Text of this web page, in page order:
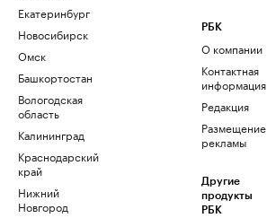
Екатеринбург
Новосибирск
Омск
Башкортостан
Вологодская
область
Калининград
Краснодарский
край
Нижний
Новгород
РБК
О компании
Контактная
информация
Редакция
Размещение
рекламы
Другие
продукты
РБК